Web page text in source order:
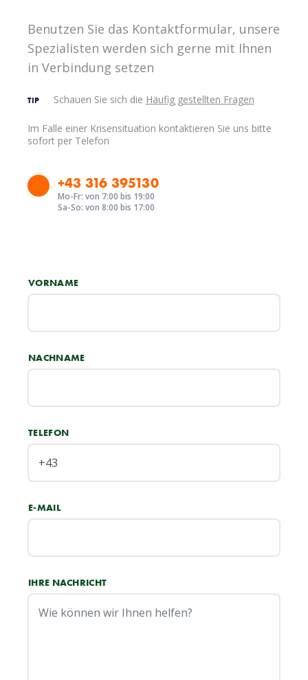
Benutzen Sie das Kontaktformular, unsere
Spezialisten werden sich gerne mit Ihnen
in Verbindung setzen
TIP Schauen Sie sich die Häufig gestellten Fragen
Im Falle einer Krisensituation kontaktieren Sie uns bitte
sofort per Telefon
+43 316 395130
Mo-Fr: von 7:00 bis 19:00
Sa-So: von 8:00 bis 17:00
VORNAME
NACHNAME
TELEFON
E-MAIL
IHRE NACHRICHT